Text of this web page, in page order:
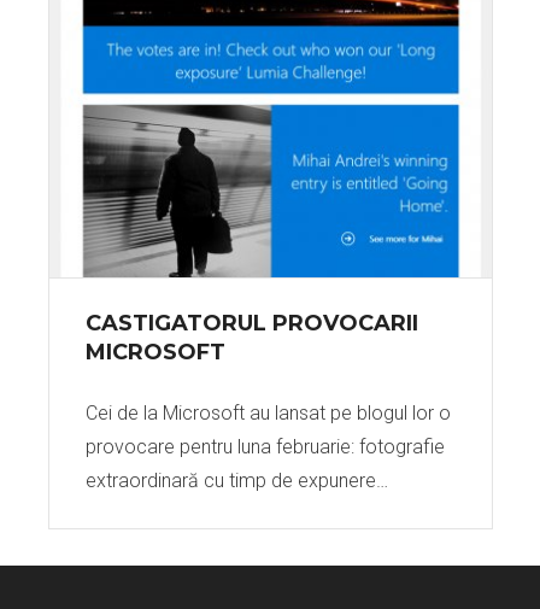
CASTIGATORUL PROVOCARII
MICROSOFT
Cei de la Microsoft au lansat pe blogul lor o
provocare pentru luna februarie: fotografie
extraordinară cu timp de expunere…